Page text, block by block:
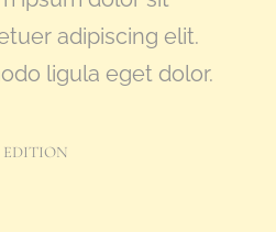
adipiscing elit.
ligula eget dolor.
EDITION